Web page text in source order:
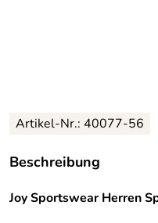
Artikel-Nr.: 40077-56
Beschreibung
Joy Sportswear Herren